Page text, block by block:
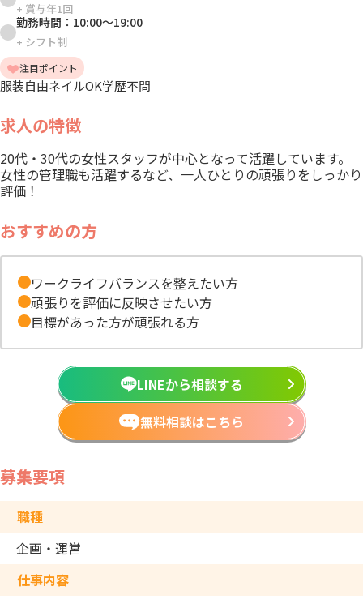
+ 賞与年1回
勤務時間： 10:00～19:00
+ シフト制
注目ポイント
服装自由ネイルOK学歴不問
求人の特徴
20代・30代の女性スタッフが中心となって活躍しています。
女性の管理職も活躍するなど、一人ひとりの頑張りをしっかり
評価！
おすすめの方
ワークライフバランスを整えたい方
頑張りを評価に反映させたい方
目標があった方が頑張れる方
LINEから相談する
無料相談はこちら
募集要項
職種
企画・運営
仕事内容